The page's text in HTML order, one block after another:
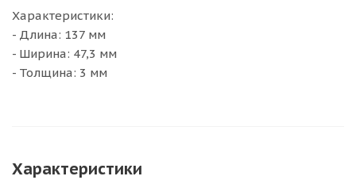
Характеристики:
- Длина: 137 мм
- Ширина: 47,3 мм
- Толщина: 3 мм
Характеристики